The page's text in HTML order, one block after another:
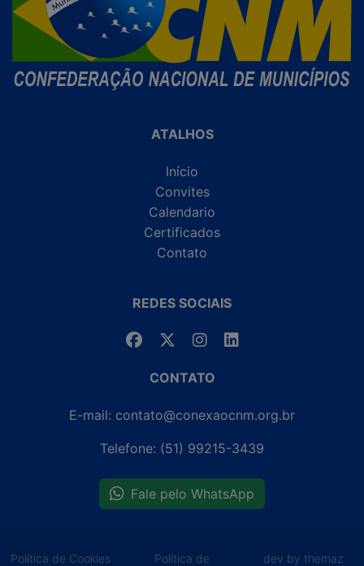
ATALHOS
Início
Convites
Calendario
Certificados
Contato
REDES SOCIAIS
CONTATO
E-mail: contato@conexaocnm.org.br
Telefone: (51) 99215-3439
Fale pelo WhatsApp
Política de Cookies Política de dev by themaz